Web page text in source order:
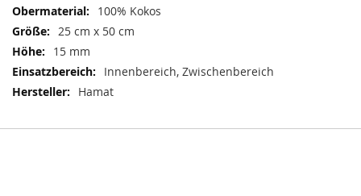
100% Kokos
25 cm x 50 cm
15 mm
Innenbereich, Zwischenbereich
Hamat